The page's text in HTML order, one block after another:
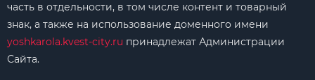
часть в отдельности, в том числе контент и товарный
знак, а также на использование доменного имени
yoshkarola.kvest-city.ru принадлежат Администрации
Сайта.